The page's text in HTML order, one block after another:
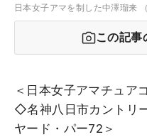
日本女子アマを制した中澤瑠来
この記事
＜日本女子アマチュ
◇名神八日市カントリ
ヤード・パー72＞